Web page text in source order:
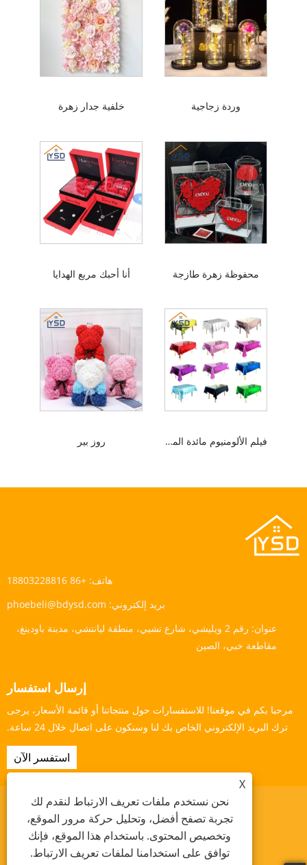
خلفية جدار زهرة وردة زجاجية
أنا أحبك مربع الهدايا محفوظة زهرة طازجة
روز بير فيلم الألومنيوم مائدة المائدة
هاتف: +86 18803228816
بريد إلكتروني: phoebeli@bdysd.com
عنوان:
رقم 2 ويليشي، شارع تشيي، منطقة ليانتشي، مدينة باودينغ،
مقاطعة خبي، الصين
إرسال استفسار
مرحبا بكم في موقعنا! للاستفسارات حول منتجاتنا أو قائمة الأسعار، يرجى
ترك البريد الإلكتروني الخاص بك لنا وسنكون على اتصال خلال 24 ساعة.
استفسر الآن
Links
Sitemap
RSS
XML سياسة الخصوصية
X
نحن نستخدم ملفات تعريف الارتباط لنقدم لك
تجربة تصفح أفضل، وتحليل حركة مرور الموقع،
وتخصيص المحتوى. باستخدام هذا الموقع، فإنك
توافق على استخدامنا لملفات تعريف الارتباط.